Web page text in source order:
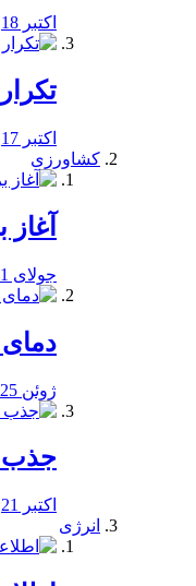
اکتبر 18, 2019
اکتبر 17, 2019
کشاورزی
جولای 1, 2020
دمای
ژوئن 25, 2020
جذب
اکتبر 21, 2019
انرژی